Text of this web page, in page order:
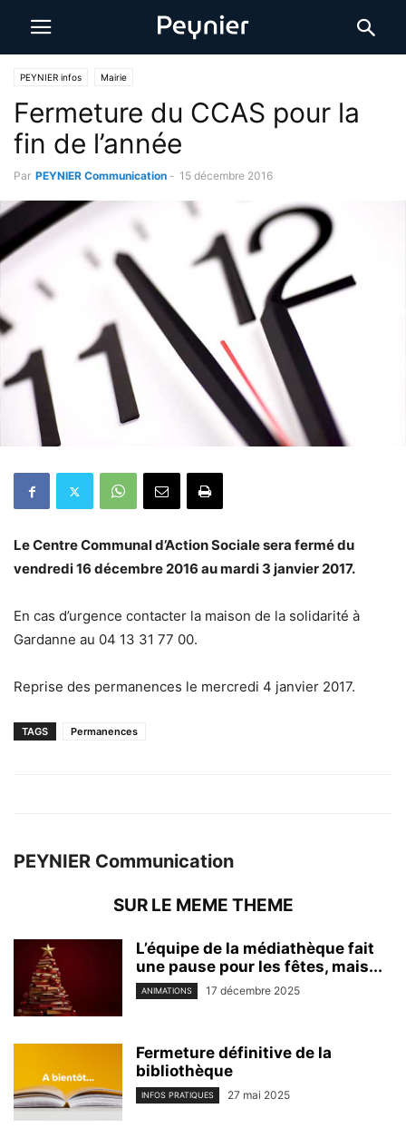
PEYNIER infos Mairie
Fermeture du CCAS pour la
fin de l’année
Par PEYNIER Communication - 15 décembre 2016
Le Centre Communal d’Action Sociale sera fermé du
vendredi 16 décembre 2016 au mardi 3 janvier 2017.
En cas d’urgence contacter la maison de la solidarité à
Gardanne au 04 13 31 77 00.
Reprise des permanences le mercredi 4 janvier 2017.
TAGS Permanences
PEYNIER Communication
SUR LE MEME THEME
L’équipe de la médiathèque fait
une pause pour les fêtes, mais...
ANIMATIONS 17 décembre 2025
Fermeture définitive de la
bibliothèque
INFOS PRATIQUES 27 mai 2025